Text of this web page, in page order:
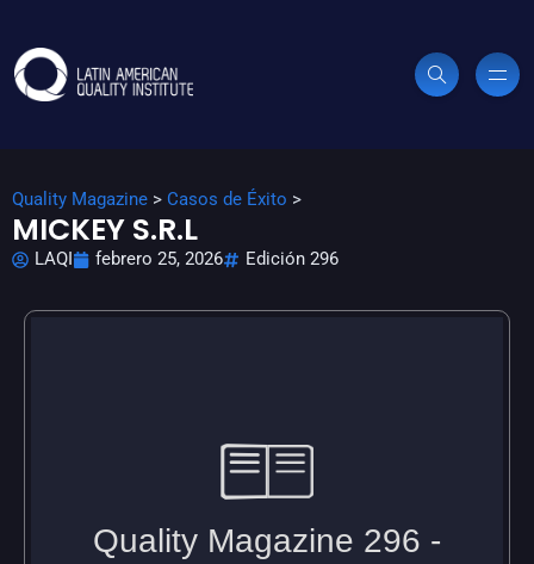
Quality Magazine > Casos de Éxito >
MICKEY S.R.L
LAQI febrero 25, 2026 Edición 296